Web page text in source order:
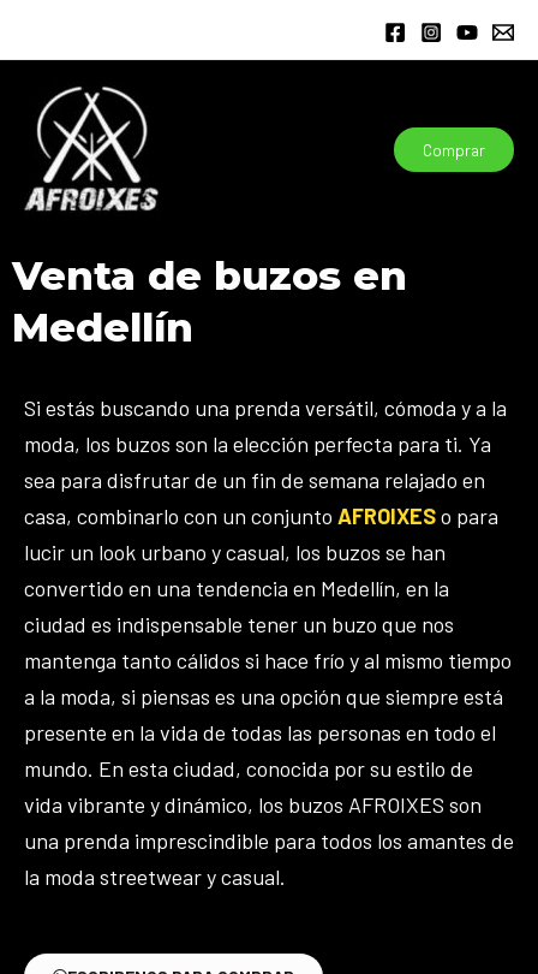
contenido
Comprar
Venta de buzos en
Medellín
Si estás buscando una prenda versátil, cómoda y a la
moda, los buzos son la elección perfecta para ti. Ya
sea para disfrutar de un fin de semana relajado en
casa, combinarlo con un conjunto AFROIXESo para
lucir un look urbano y casual, los buzos se han
convertido en una tendencia en Medellín, en la
ciudad es indispensable tener un buzo que nos
mantenga tanto cálidos si hace frío y al mismo tiempo
a la moda, si piensas es una opción que siempre está
presente en la vida de todas las personas en todo el
mundo. En esta ciudad, conocida por su estilo de
vida vibrante y dinámico, los buzos AFROIXES son
una prenda imprescindible para todos los amantes de
la moda streetwear y casual.